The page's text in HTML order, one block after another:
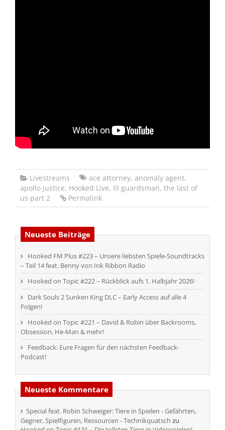
Livestreams ace attorney, anomaly agent,
apollo justice, Hooked Live, lil guardsman, the last of
us part 2
Permalink
Neueste Beiträge
Hooked FM Plus #223 – Unsere liebsten Spiele-Soundtracks
– Teil 14 feat. Benny von Ink Ribbon Radio
Hooked on Topic #222 – Rückblick aufs 1. Halbjahr 2026!
Dark Souls 2 Sunken King DLC – Early Access auf alle 4
Folgen!
Hooked on Topic #221 – David & Robin über Backrooms,
Obsession, He-Man & mehr!
Feedback: Eure Fragen für den nächsten Feedback-
Podcast!
Neueste Kommentare
Special feat. Robin Schweiger: Tiere in Spielen - Gefährten,
Gegner, Spielfiguren, Ressourcen - Technikquatsch zu